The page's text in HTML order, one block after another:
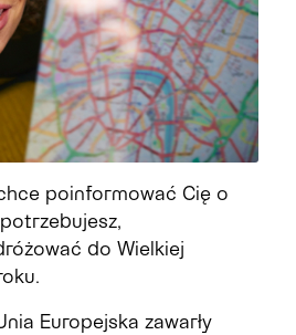
poinformować Cię o
do Wielkiej
Europejska zawarły